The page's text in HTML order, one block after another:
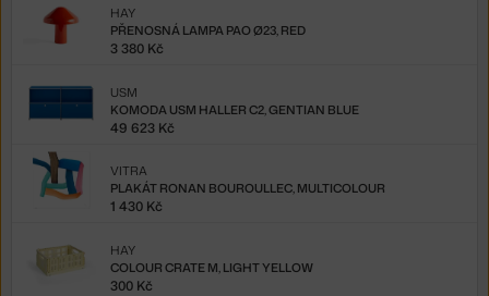
PŘENOSNÁ LAMPA PAO Ø23, RED
HAY
3 380 Kč
KOMODA USM HALLER C2, GENTIAN BLUE
USM
49 623 Kč
PLAKÁT RONAN BOUROULLEC, MULTICOLOUR
VITRA
1 430 Kč
COLOUR CRATE M, LIGHT YELLOW
HAY
300 Kč